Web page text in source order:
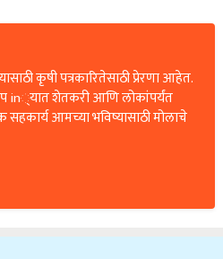
कृषी पत्रकारितेसाठी प्रेरणा आहेत.
in्यात शेतकरी आणि लोकांपर्यंत
आमच्या भविष्यासाठी मोलाचे